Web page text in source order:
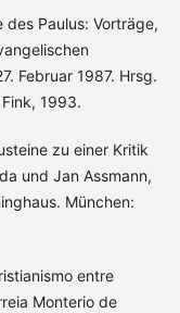
des Paulus: Vorträge,
Februar 1987. Hrsg.
1993.
zu einer Kritik
und Jan Assmann,
München:
entre
Monterio de